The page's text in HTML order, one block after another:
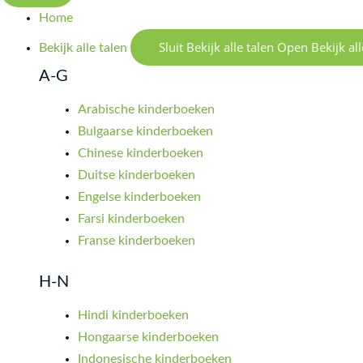
Home
Bekijk alle talen Sluit Bekijk alle talen Open Bekijk
A-G
Arabische kinderboeken
Bulgaarse kinderboeken
Chinese kinderboeken
Duitse kinderboeken
Engelse kinderboeken
Farsi kinderboeken
Franse kinderboeken
H-N
Hindi kinderboeken
Hongaarse kinderboeken
Indonesische kinderboeken